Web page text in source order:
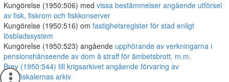
Kungörelse (1950:506) med vissa bestämmelser angående utförsel
av fisk, fiskrom och fiskkonserver
Kungörelse (1950:516) om fastighetsregister för stad enligt
lösbladssystem
Kungörelse (1950:523) angående upphörande av verkningarna i
pensionshänseende av dom å straff för ämbetsbrott, m.m.
Brev (1950:544) till krigsarkivet angående förvaring av
krigsfiskalernas arkiv